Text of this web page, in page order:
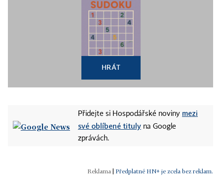
HRÁT
Přidejte si Hospodářské noviny mezi
své oblíbené tituly na Google
zprávách.
Předplatné HN+ je zcela bez reklam.